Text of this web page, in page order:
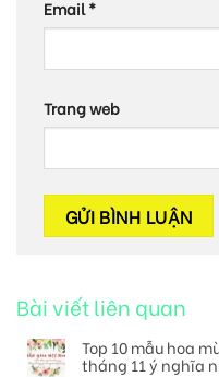
Email*
Trang web
Bài viết liên quan
Top 10 mẫu hoa
tháng 11 ý nghĩa